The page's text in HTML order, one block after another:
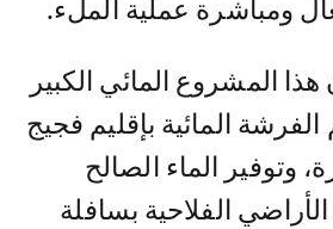
ومباشرة عملية الملء.
هذا المشروع المائي الكبير
المائية بإقليم فجيج
وتوفير الماء الصالح
الفلاحية بسافلة